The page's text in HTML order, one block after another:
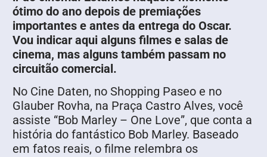
ótimo do ano depois de premiações
importantes e antes da entrega do Oscar.
Vou indicar aqui alguns filmes e salas de
cinema, mas alguns também passam no
circuitão comercial.
No Cine Daten, no Shopping Paseo e no
Glauber Rovha, na Praça Castro Alves, você
assiste “Bob Marley – One Love”, que conta a
história do fantástico Bob Marley. Baseado
em fatos reais, o filme relembra os